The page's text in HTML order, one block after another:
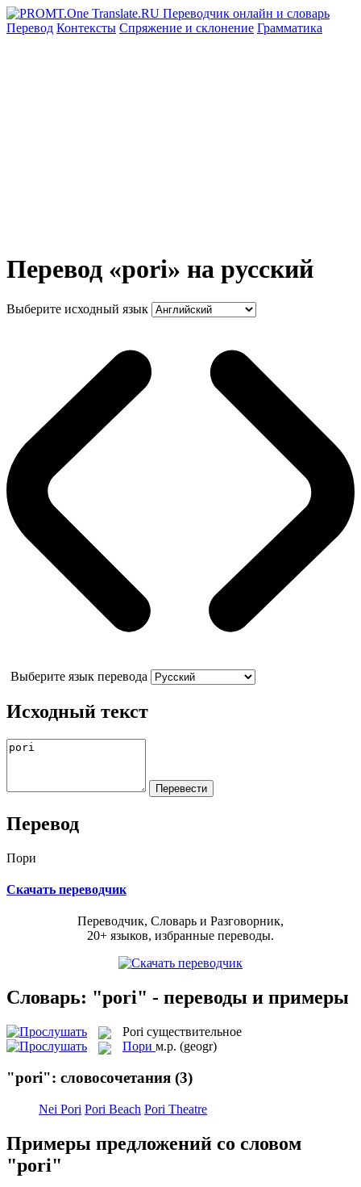
Перевод Контексты Спряжение и склонение Грамматика
Перевод «pori» на русский
Выберите исходный язык
Выберите язык перевода
Исходный текст
Перевод
Пори
Скачать переводчик
Переводчик, Словарь и Разговорник,
20+ языков, избранные переводы.
Словарь: "pori" - переводы и примеры
Pori существительное
Пори м.р. (geogr)
"pori": словосочетания (3)
Nei Pori Pori Beach Pori Theatre
Примеры предложений со словом
"pori"